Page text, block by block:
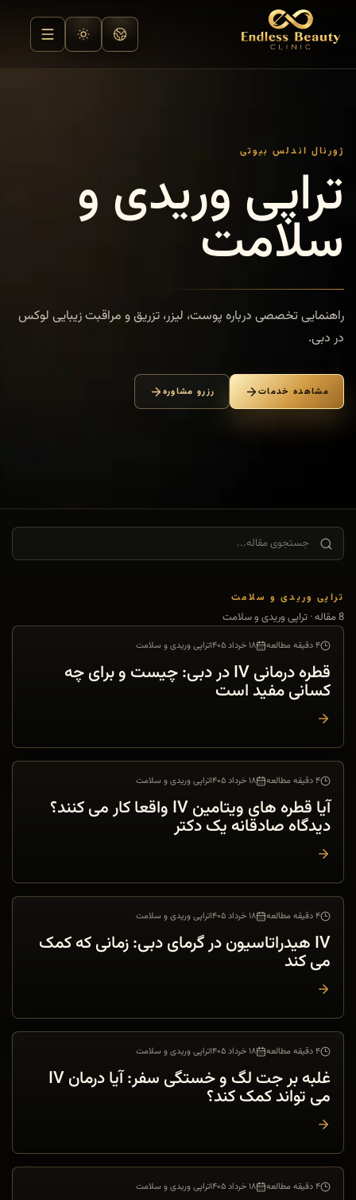
ژورنال اندلس بیوتی
تراپی وریدی و
سلامت
راهنمایی تخصصی درباره پوست، لیزر، تزریق و مراقبت زیبایی لوکس
در دبی.
مشاهده خدمات رزرو مشاوره
جستجوی مقاله...
تراپی وریدی و سلامت
8مقاله· تراپی وریدی و سلامت
۴ دقیقه مطالعه ۱۸ خرداد ۱۴۰۵ تراپی وریدی و سلامت
قطره درمانی IV در دبی: چیست و برای چه
کسانی مفید است
۴ دقیقه مطالعه ۱۸ خرداد ۱۴۰۵ تراپی وریدی و سلامت
آیا قطره های ویتامین IV واقعا کار می کنند؟
دیدگاه صادقانه یک دکتر
۴ دقیقه مطالعه ۱۸ خرداد ۱۴۰۵ تراپی وریدی و سلامت
IV هیدراتاسیون در گرمای دبی: زمانی که کمک
می کند
۴ دقیقه مطالعه ۱۸ خرداد ۱۴۰۵ تراپی وریدی و سلامت
غلبه بر جت لگ و خستگی سفر: آیا درمان IV
می تواند کمک کند؟
۴ دقیقه مطالعه ۱۸ خرداد ۱۴۰۵ تراپی وریدی و سلامت